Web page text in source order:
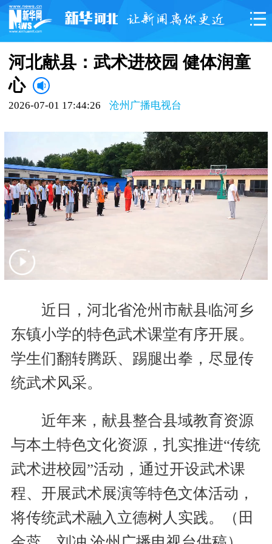
河北献县：武术进校园 健体润童
心
2026-07-01 17:44:26 沧州广播电视台
近日，河北省沧州市献县临河乡
东镇小学的特色武术课堂有序开展。
学生们翻转腾跃、踢腿出拳，尽显传
统武术风采。
近年来，献县整合县域教育资源
与本土特色文化资源，扎实推进“传统
武术进校园”活动，通过开设武术课
程、开展武术展演等特色文体活动，
将传统武术融入立德树人实践。（田